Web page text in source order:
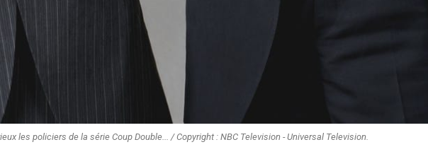
les policiers de la série Coup Double... / Copyright : NBC Television - Universal Television.